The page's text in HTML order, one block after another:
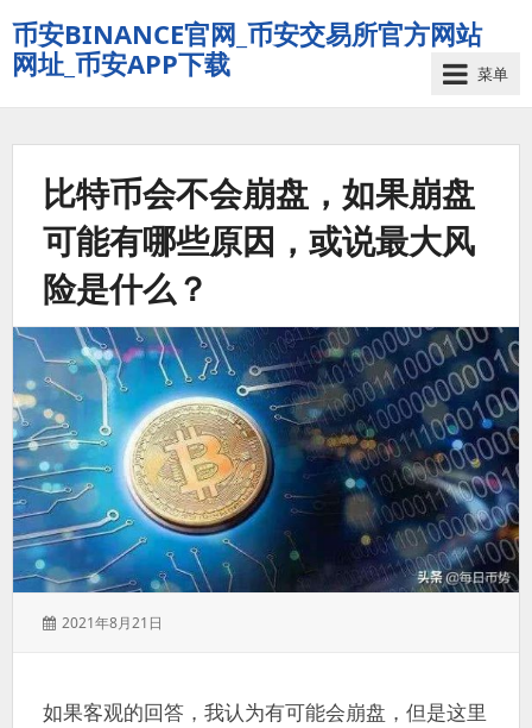
币安BINANCE官网_币安交易所官方网站
网址_币安APP下载
菜单
比特币会不会崩盘，如果崩盘
可能有哪些原因，或说最大风
险是什么？
发
2021年8月21日
如果客观的回答，我认为有可能会崩盘，但是这里